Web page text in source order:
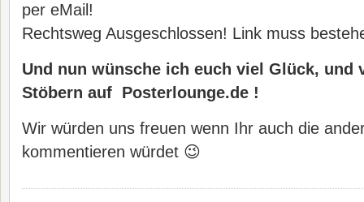
per eMail!
Rechtsweg Ausgeschlossen! Link muss
Und nun wünsche ich euch viel Glück, und
Stöbern auf Posterlounge.de !
Wir würden uns freuen wenn Ihr auch die
kommentieren würdet 😉